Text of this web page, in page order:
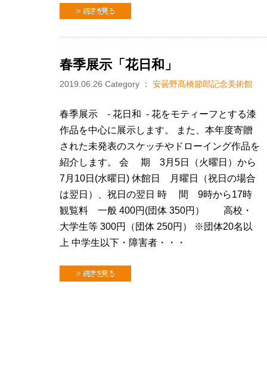
春季展示「花日和」
2019.06.26 Category ： 安曇野髙橋節郎記念美術館
春季展示 - 花日和 - 花をモティーフとする漆
作品を中心に展示します。 また、本年度寄贈
された未発表のスケッチやドローイング作品を
紹介します。 会 期 3月5日（火曜日）から
7月10日(水曜日) 休館日 月曜日（祝日の場合
は翌日）、祝日の翌日 時 間 9時から17時
観覧料 一般 400円(団体 350円） 高校・
大学生等 300円（団体 250円） ※団体20名以
上 中学生以下・障害者・・・